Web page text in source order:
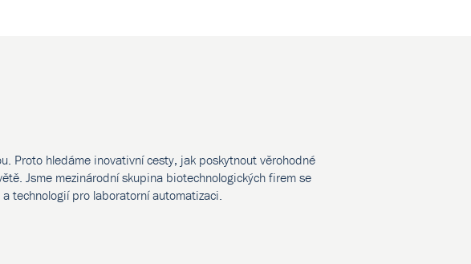
Proto hledáme inovativní cesty, jak poskytnout věrohodné
Jsme mezinárodní skupina biotechnologických firem se
technologií pro laboratorní automatizaci.